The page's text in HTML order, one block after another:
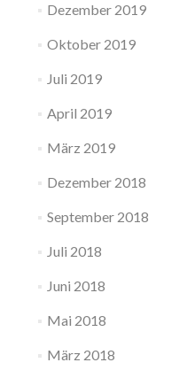
Dezember 2019
Oktober 2019
Juli 2019
April 2019
März 2019
Dezember 2018
September 2018
Juli 2018
Juni 2018
Mai 2018
März 2018